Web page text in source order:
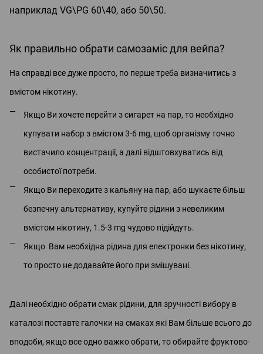
наприклад VG\PG 60\40, або 50\50.
Як правильно обрати самозаміс для вейпа?
На справді все дуже просто, по перше треба визначитись з
вмістом нікотину.
Якщо Ви хочете перейти з сигарет на пар, то необхідно
купувати набор з вмістом 3-6 mg, щоб організму точно
вистачило концентрації, а далі відштовхуватись від
особистої потреби.
Якщо Ви переходите з кальяну на пар, або шукаєте більш
безпечну альтернативу, купуйте рідини з невеликим
вмістом нікотину, 1.5-3 mg чудово підійдуть.
Якщо Вам необхідна рідина для електронки без нікотину,
то просто не додавайте його при змішувані.
Далі необхідно обрати смак рідини, для зручності вибору в
каталозі поставте галочки на смаках які Вам більше всього до
вподоби, якщо все одно важко обрати, то обирайте фруктово-